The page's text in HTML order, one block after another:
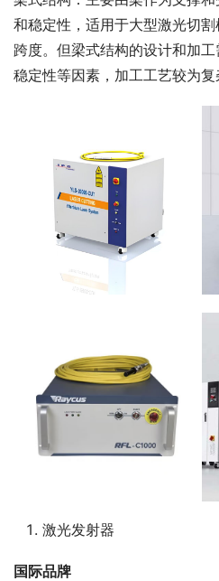
和稳定性，适用于大型激光切
跨度。但梁式结构的设计和加
稳定性等因素，加工工艺较为复
激光发射器
国际品牌